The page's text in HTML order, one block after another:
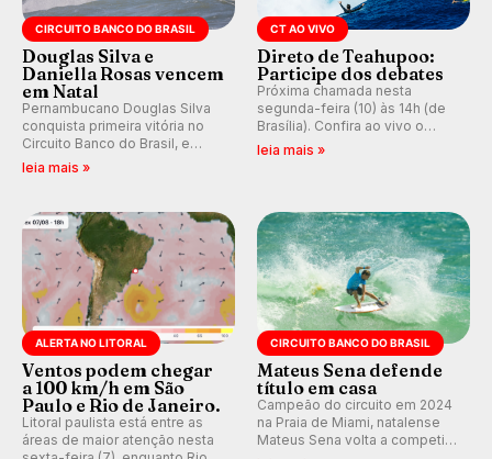
CIRCUITO BANCO DO BRASIL
Douglas Silva e
Daniella Rosas vencem
em Natal
Pernambucano Douglas Silva
conquista primeira vitória no
Circuito Banco do Brasil, e
peruana Daniella Rosas vence
(RN).
leia mais »
CT AO VIVO
Direto de Teahupoo:
Participe dos debates
Próxima chamada nesta
segunda-feira (10) às 14h (de
Brasília). Confira ao vivo o
Outerknown Tahiti Pro 2026 e
leia mais »
ALERTA NO LITORAL
Ventos podem chegar
a 100 km/h em São
Paulo e Rio de Janeiro.
Litoral paulista está entre as
áreas de maior atenção nesta
CIRCUITO BANCO DO BRASIL
Mateus Sena defende
título em casa
Campeão do circuito em 2024
na Praia de Miami, natalense
Mateus Sena volta a competir